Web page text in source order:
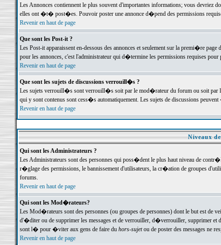
Les Annonces contiennent le plus souvent d'importantes informations; vous devriez
elles ont �t� post�es. Pouvoir poster une annonce d�pend des permissions
Revenir en haut de page
Que sont les Post-it ?
Les Post-it apparaissent en-dessous des annonces et seulement sur la premi�re
pour les annonces, c'est l'administrateur qui d�termine les permissions requises pour
Revenir en haut de page
Que sont les sujets de discussions verrouill�s ?
Les sujets verrouill�s sont verrouill�s soit par le mod�rateur du forum ou soit par
qui y sont contenus sont cess�s automatiquement. Les sujets de discussions
Revenir en haut de page
Niveaux
Qui sont les Administrateurs ?
Les Administrateurs sont des personnes qui poss�dent le plus haut niveau de
r�glage des permissions, le bannissement d'utilisateurs, la cr�ation de groupes
forums.
Revenir en haut de page
Qui sont les Mod�rateurs?
Les Mod�rateurs sont des personnes (ou groupes de personnes) dont le but est de
d'�diter ou de supprimer les messages et de verrouiller, d�verrouiller, supprimer
sont l� pour �viter aux gens de faire du hors-sujetou de poster des messages ne
Revenir en haut de page